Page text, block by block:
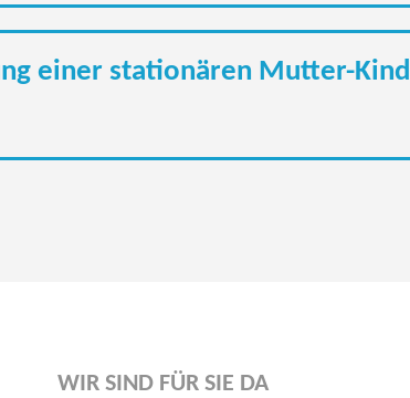
einer stationären Mutter-
WIR SIND FÜR SIE DA